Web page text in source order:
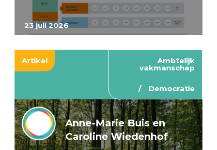
23 juli 2026
Artikel Ambtelijk
vakmanschap
Democratie
Anne-Marie Buis en
Caroline Wiedenhof